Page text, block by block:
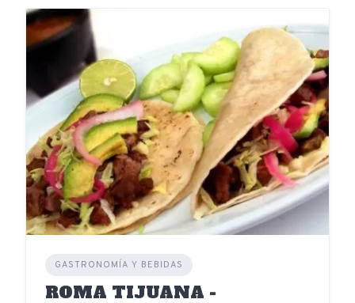
GASTRONOMÍA Y BEBIDAS
ROMA TIJUANA -